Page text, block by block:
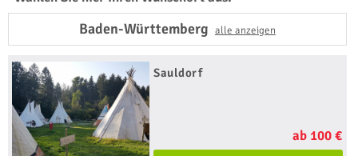
Baden-Württemberg alle anzeigen
Sauldorf
ab 100 €